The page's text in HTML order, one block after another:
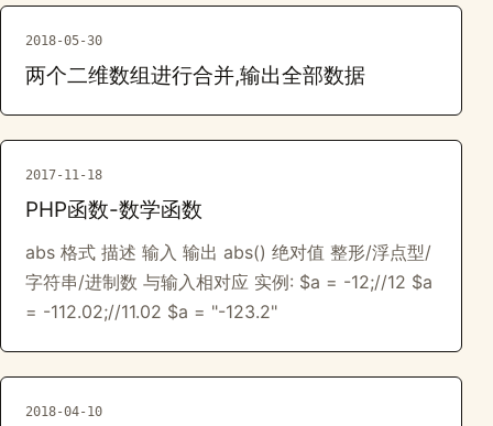
2018-05-30
两个二维数组进行合并,输出全部数据
2017-11-18
PHP函数-数学函数
abs 格式 描述 输入 输出 abs() 绝对值 整形/浮点型/
字符串/进制数 与输入相对应 实例: $a = -12;//12 $a
= -112.02;//11.02 $a = "-123.2"
2018-04-10